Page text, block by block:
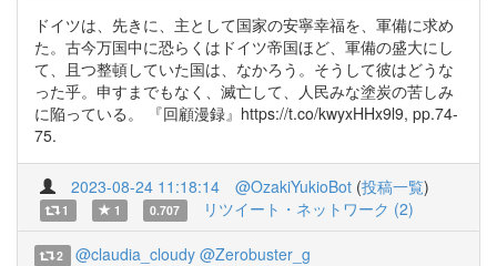
ドイツは、先きに、主として国家の安寧幸福を、軍備に求め
た。古今万国中に恐らくはドイツ帝国ほど、軍備の盛大にし
て、且つ整頓していた国は、なかろう。そうして彼はどうな
った乎。申すまでもなく、滅亡して、人民みな塗炭の苦しみ
に陥っている。 『回顧漫録』https://t.co/kwyxHHx9l9, pp.74-
75.
2023-08-24 11:18:14 @OzakiYukioBot (投稿一覧)
1 1 0.707 リツイート・ネットワーク (2)
2 @claudia_cloudy @Zerobuster_g